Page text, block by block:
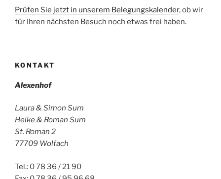
Prüfen Sie jetzt in unserem Belegungskalender, ob wir
für Ihren nächsten Besuch noch etwas frei haben.
KONTAKT
Alexenhof
Laura & Simon Sum
Heike & Roman Sum
St. Roman 2
77709 Wolfach
Tel.: 0 78 36 / 21 90